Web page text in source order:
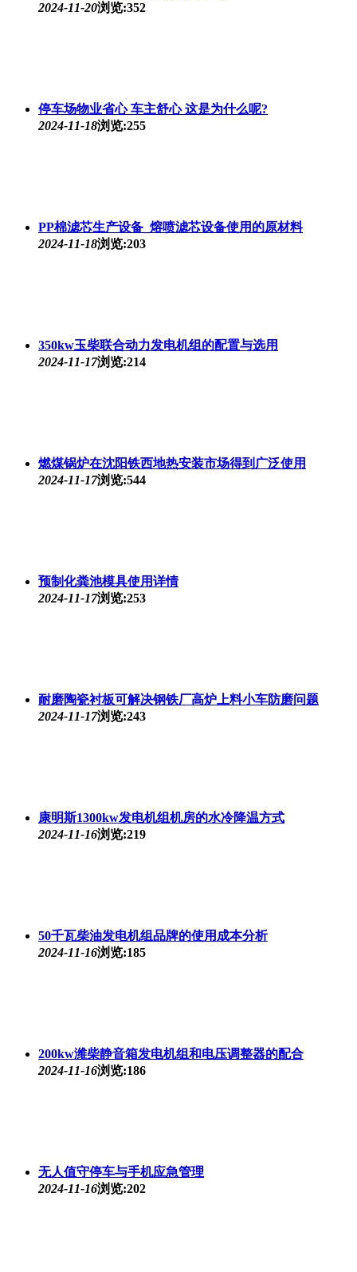
2024-11-20浏览:352
停车场物业省心 车主舒心 这是为什么呢?
2024-11-18浏览:255
PP棉滤芯生产设备_熔喷滤芯设备使用的原材料
2024-11-18浏览:203
350kw玉柴联合动力发电机组的配置与选用
2024-11-17浏览:214
燃煤锅炉在沈阳铁西地热安装市场得到广泛使用
2024-11-17浏览:544
预制化粪池模具使用详情
2024-11-17浏览:253
耐磨陶瓷衬板可解决钢铁厂高炉上料小车防磨问题
2024-11-17浏览:243
康明斯1300kw发电机组机房的水冷降温方式
2024-11-16浏览:219
50千瓦柴油发电机组品牌的使用成本分析
2024-11-16浏览:185
200kw潍柴静音箱发电机组和电压调整器的配合
2024-11-16浏览:186
无人值守停车与手机应急管理
2024-11-16浏览:202